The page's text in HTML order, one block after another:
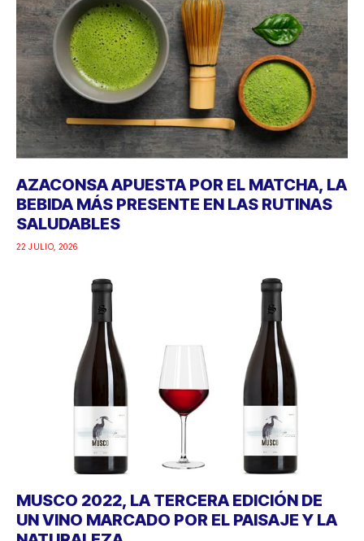
AZACONSA APUESTA POR EL MATCHA, LA
BEBIDA MÁS PRESENTE EN LAS RUTINAS
SALUDABLES
22 JULIO, 2026
MUSCO 2022, LA TERCERA EDICIÓN DE
UN VINO MARCADO POR EL PAISAJE Y LA